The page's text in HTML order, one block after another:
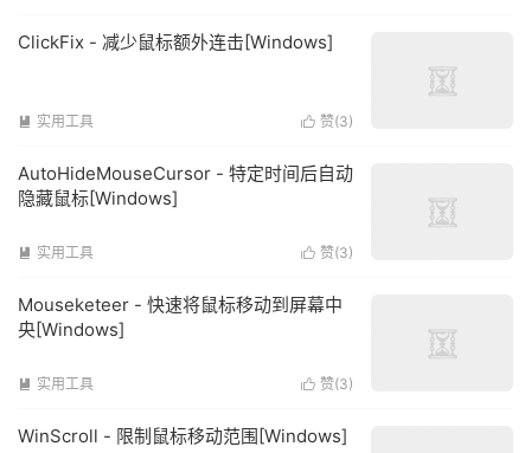
ClickFix - 减少鼠标额外连击[Windows]
 赞(3)
 实用工具
AutoHideMouseCursor - 特定时间后自动
隐藏鼠标[Windows]
 赞(3)
 实用工具
Mouseketeer - 快速将鼠标移动到屏幕中
央[Windows]
 赞(3)
 实用工具
WinScroll - 限制鼠标移动范围[Windows]